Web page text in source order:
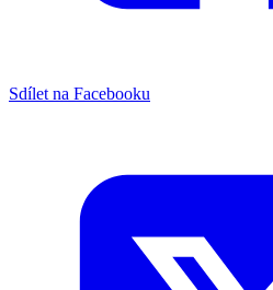
Sdílet na Facebooku